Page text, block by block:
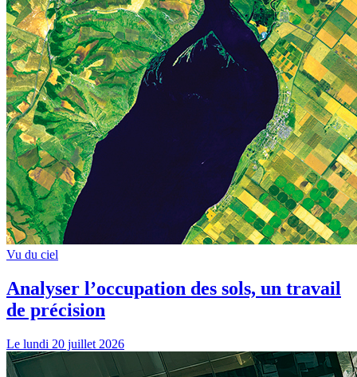
Vu du ciel
Analyser l’occupation des sols, un travail
de précision
Le lundi 20 juillet 2026